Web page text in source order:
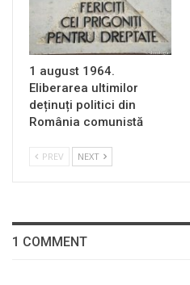
1 august 1964.
Eliberarea ultimilor
deținuți politici din
România comunistă
PREV NEXT
1 COMMENT